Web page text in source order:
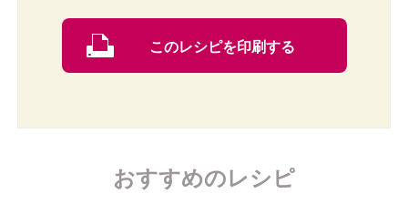
このレシピを印刷する
おすすめのレシピ